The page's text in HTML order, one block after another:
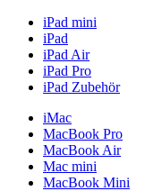
iPad mini
iPad
iPad Air
iPad Pro
iPad Zubehör
iMac
MacBook Pro
MacBook Air
Mac mini
MacBook Mini